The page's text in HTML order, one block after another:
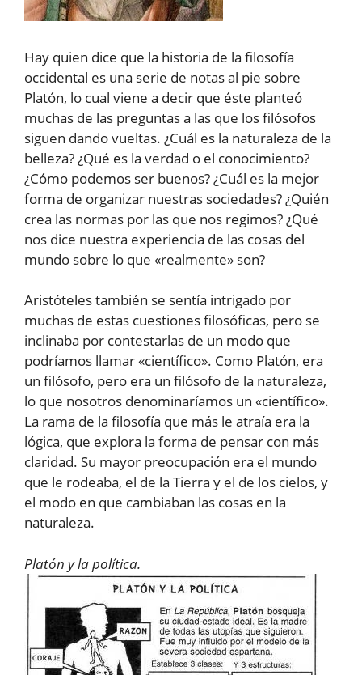
Hay quien dice que la historia de la filosofía
occidental es una serie de notas al pie sobre
Platón, lo cual viene a decir que éste planteó
muchas de las preguntas a las que los filósofos
siguen dando vueltas. ¿Cuál es la naturaleza de la
belleza? ¿Qué es la verdad o el conocimiento?
¿Cómo podemos ser buenos? ¿Cuál es la mejor
forma de organizar nuestras sociedades? ¿Quién
crea las normas por las que nos regimos? ¿Qué
nos dice nuestra experiencia de las cosas del
mundo sobre lo que «realmente» son?
Aristóteles también se sentía intrigado por
muchas de estas cuestiones filosóficas, pero se
inclinaba por contestarlas de un modo que
podríamos llamar «científico». Como Platón, era
un filósofo, pero era un filósofo de la naturaleza,
lo que nosotros denominaríamos un «científico».
La rama de la filosofía que más le atraía era la
lógica, que explora la forma de pensar con más
claridad. Su mayor preocupación era el mundo
que le rodeaba, el de la Tierra y el de los cielos, y
el modo en que cambiaban las cosas en la
naturaleza.
Platón y la política.